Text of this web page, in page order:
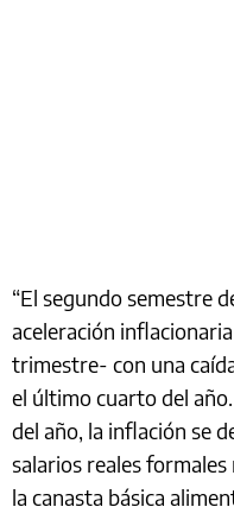
“El segundo semestre
aceleración
trimestre- con una
el último cuarto del
del año, la inflación se
salarios reales
la canasta básica